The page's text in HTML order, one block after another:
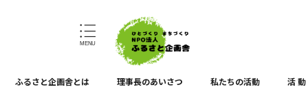
ふるさと企画舎とは 理事長のあいさつ 私たちの活動 活 動